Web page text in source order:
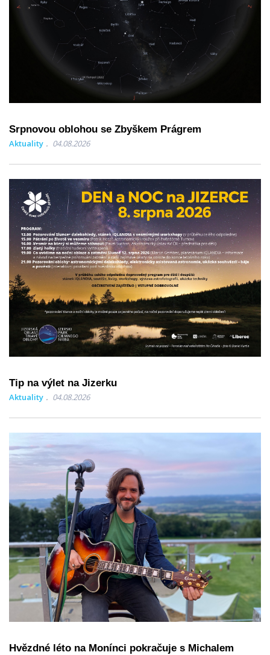
Srpnovou oblohou se Zbyškem Prágrem
Aktuality 04.08.2026
Tip na výlet na Jizerku
Aktuality 04.08.2026
Hvězdné léto na Monínci pokračuje s Michalem